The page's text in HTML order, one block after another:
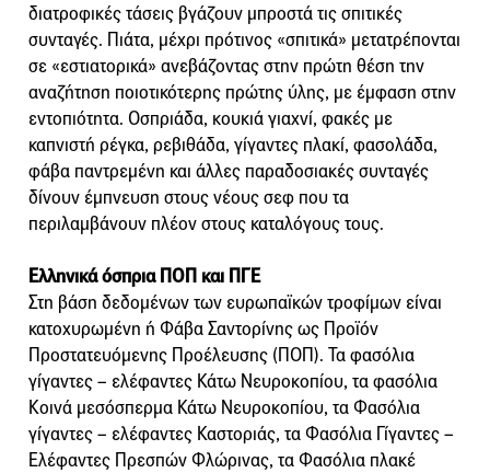
διατροφικές τάσεις βγάζουν μπροστά τις σπιτικές
συνταγές. Πιάτα, μέχρι πρότινος «σπιτικά» μετατρέπονται
σε «εστιατορικά» ανεβάζοντας στην πρώτη θέση την
αναζήτηση ποιοτικότερης πρώτης ύλης, με έμφαση στην
εντοπιότητα. Οσπριάδα, κουκιά γιαχνί, φακές με
καπνιστή ρέγκα, ρεβιθάδα, γίγαντες πλακί, φασολάδα,
φάβα παντρεμένη και άλλες παραδοσιακές συνταγές
δίνουν έμπνευση στους νέους σεφ που τα
περιλαμβάνουν πλέον στους καταλόγους τους.
Ελληνικά όσπρια ΠΟΠ και ΠΓΕ
Στη βάση δεδομένων των ευρωπαϊκών τροφίμων είναι
κατοχυρωμένη ή Φάβα Σαντορίνης ως Προϊόν
Προστατευόμενης Προέλευσης (ΠΟΠ). Τα φασόλια
γίγαντες – ελέφαντες Κάτω Νευροκοπίου, τα φασόλια
Κοινά μεσόσπερμα Κάτω Νευροκοπίου, τα Φασόλια
γίγαντες – ελέφαντες Καστοριάς, τα Φασόλια Γίγαντες –
Ελέφαντες Πρεσπών Φλώρινας, τα Φασόλια πλακέ